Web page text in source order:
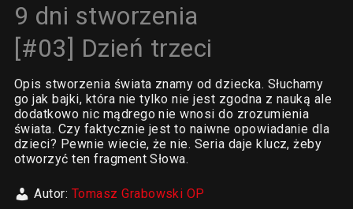
9 dni stworzenia
[#03] Dzień trzeci
Opis stworzenia świata znamy od dziecka. Słuchamy
go jak bajki, która nie tylko nie jest zgodna z nauką ale
dodatkowo nic mądrego nie wnosi do zrozumienia
świata. Czy faktycznie jest to naiwne opowiadanie dla
dzieci? Pewnie wiecie, że nie. Seria daje klucz, żeby
otworzyć ten fragment Słowa.
Autor: Tomasz Grabowski OP